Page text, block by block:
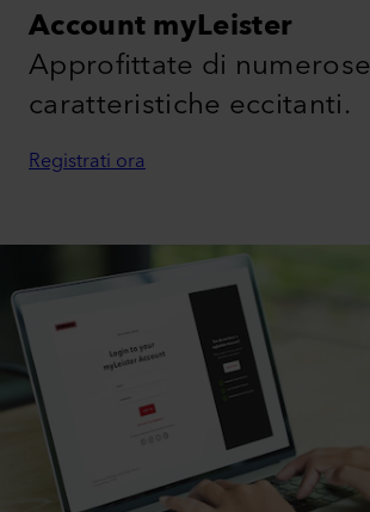
Account myLeister
Approfittate di numerose
caratteristiche eccitanti.
Registrati ora